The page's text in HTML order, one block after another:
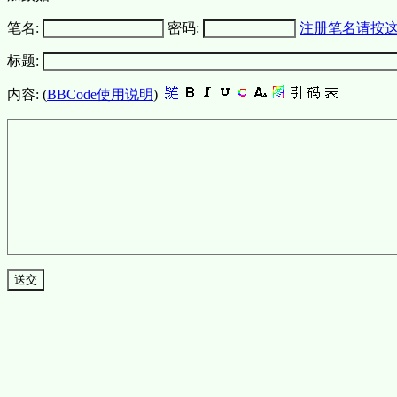
笔名: 密码: 注册笔名请按
标题:
内容: (BBCode使用说明)